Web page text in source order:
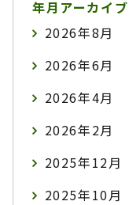
年月アーカイブ
2026年8月
2026年6月
2026年4月
2026年2月
2025年12月
2025年10月